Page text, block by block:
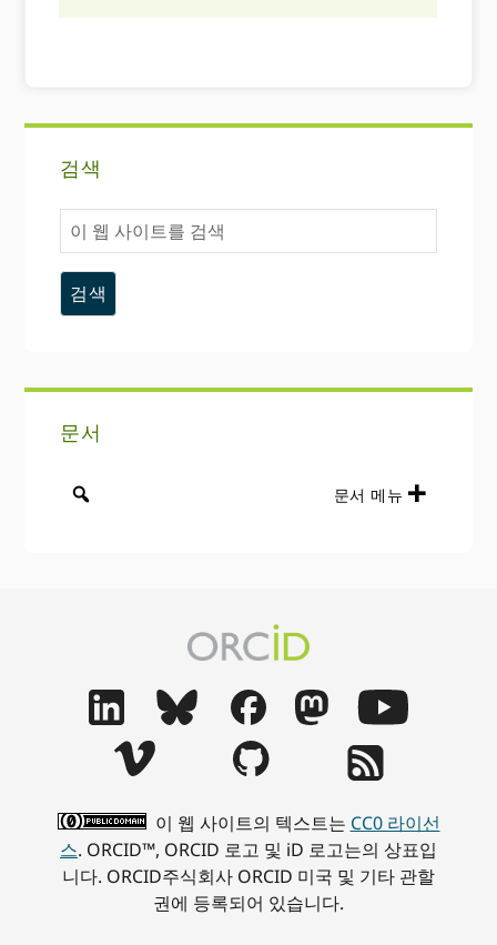
바
검색
이
웹
사
이
문서
문서 메뉴
이 웹 사이트의 텍스트는 CC0 라이선
스. ORCID™, ORCID 로고 및 iD 로고는의 상표입
니다. ORCID주식회사 ORCID 미국 및 기타 관할
권에 등록되어 있습니다.